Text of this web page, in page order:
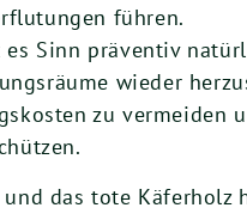
führen.
es Sinn präventiv
wieder
zu vermeiden
das tote Käferholz